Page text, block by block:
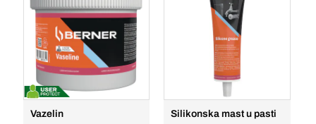
Vazelin
Silikonska mast u pasti